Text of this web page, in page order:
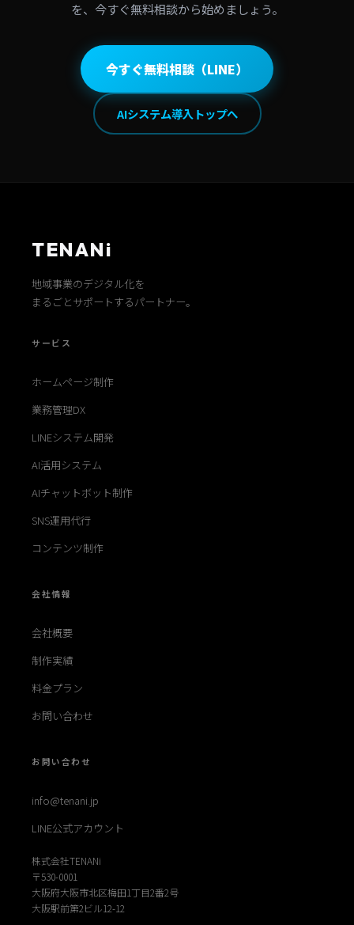
を、今すぐ無料相談から始めましょう。
今すぐ無料相談（LINE）
AIシステム導入トップへ
TENANi
地域事業のデジタル化を
まるごとサポートするパートナー。
サービス
ホームページ制作
業務管理DX
LINEシステム開発
AI活用システム
AIチャットボット制作
SNS運用代行
コンテンツ制作
会社情報
会社概要
制作実績
料金プラン
お問い合わせ
お問い合わせ
info@tenani.jp
LINE公式アカウント
株式会社TENANi
〒530-0001
大阪府大阪市北区梅田1丁目2番2号
大阪駅前第2ビル12-12